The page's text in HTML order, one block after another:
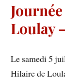
Loulay
Le samedi 5
Hilaire de